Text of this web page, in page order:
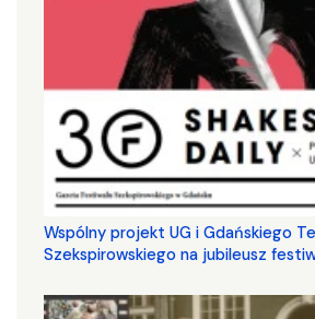
Wspólny projekt UG i Gdańskiego
Szekspirowskiego na jubileusz